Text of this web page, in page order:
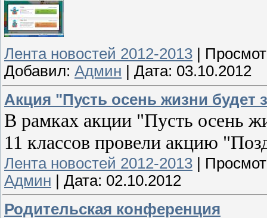
Лента новостей 2012-2013
Добавил: Админ Дата: 03.10.2012
Акция "Пусть осень жизни будет
В рамках акции "Пусть осень
11 классов провели акцию
Лента новостей 2012-2013
Админ
Дата: 02.10.2012
Родительская конференция